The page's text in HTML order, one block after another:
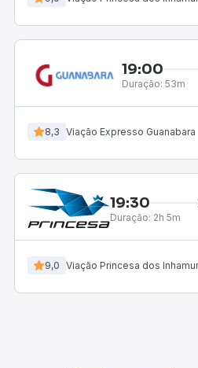
19:00
Duração: 53m
8,3 Viação Expresso Guanabara
19:30
Duração: 2h 5m
9,0 Viação Princesa dos